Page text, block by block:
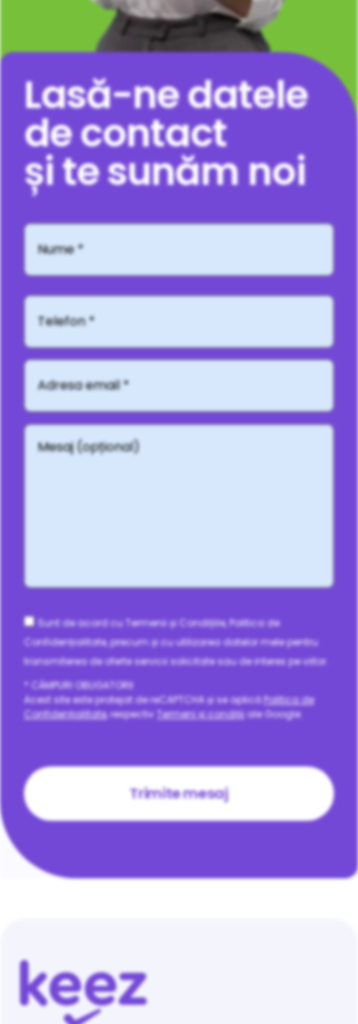
Lasă-ne datele
de contact
și te sunăm noi
Mesaj
(opțional)
Nume
Telefon*
Adresă
email
* CÂMPURI OBLIGATORII
Acest site este protejat de reCAPTCHA și se aplicăPolitica de
Confidențialitate, respectiv Termeni și condițiiale Google.
Consent
Sunt de acord cu Termenii și Condițiile, Politica de
Confidențialitate, precum și cu utilizarea datelor mele pentru
transmiterea de oferte servicii solicitate sau de interes pe viitor.